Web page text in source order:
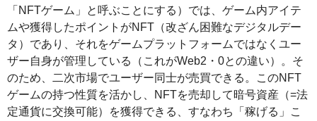
「NFTゲーム」と呼ぶことにする）では、ゲーム内アイテ
ムや獲得したポイントがNFT（改ざん困難なデジタルデー
タ）であり、それをゲームプラットフォームではなくユー
ザー自身が管理している（これがWeb2・0との違い）。そ
のため、二次市場でユーザー同士が売買できる。このNFT
ゲームの持つ性質を活かし、NFTを売却して暗号資産（=法
定通貨に交換可能）を獲得できる、すなわち「稼げる」こ